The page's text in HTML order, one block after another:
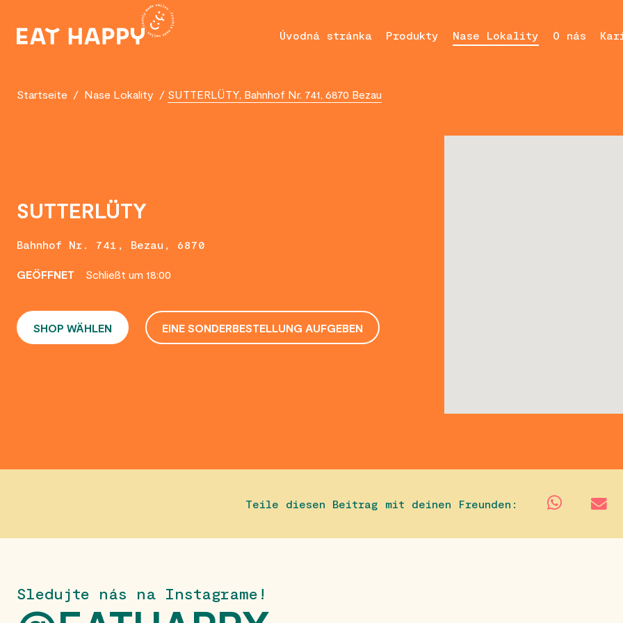
MAIN
Úvodná stránka Produkty Nase Lokality O nás
Startseite / Nase Lokality / SUTTERLÜTY, Bahnhof Nr. 741, 6870 Bezau
SUTTERLÜTY
Bahnhof Nr. 741, Bezau, 6870
GEÖFFNET Schließt um 18:00
SHOP WÄHLEN EINE SONDERBESTELLUNG AUFGEBEN
Teile diesen Beitrag mit deinen Freunden:
Sledujte nás na Instagrame!